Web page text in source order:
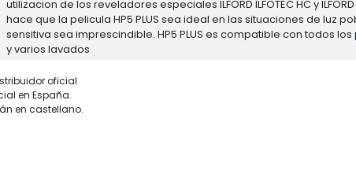
utilizacion de los reveladores especiales ILFORD ILFOTEC HC y
hace que la pelicula HP5 PLUS sea ideal en las situaciones de luz
sensitiva sea imprescindible. HP5 PLUS es compatible con todos
y varios lavados
oficial
en España.
en castellano.